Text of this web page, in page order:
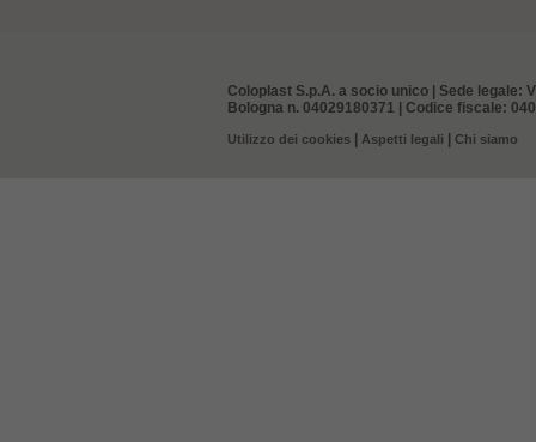
Coloplast S.p.A. a socio unico | Sede legale:
Bologna n. 04029180371 | Codice fiscale:
Utilizzo dei cookies Aspetti legali Chi siamo